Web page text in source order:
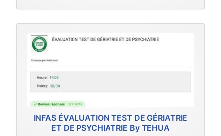
INFAS ÉVALUATION TEST DE GÉRIATRIE
ET DE PSYCHIATRIE By TEHUA